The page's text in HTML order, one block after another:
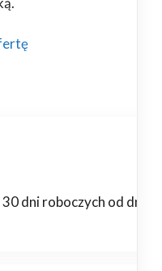
dni roboczych od dnia